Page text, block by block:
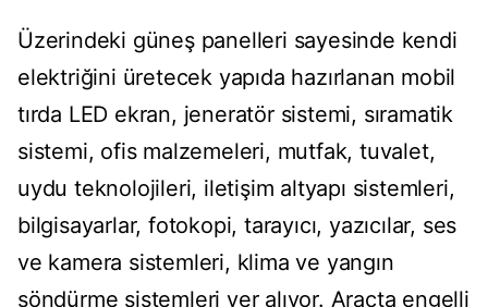
Üzerindeki güneş panelleri sayesinde kendi
elektriğini üretecek yapıda hazırlanan mobil
tırda LED ekran, jeneratör sistemi, sıramatik
sistemi, ofis malzemeleri, mutfak, tuvalet,
uydu teknolojileri, iletişim altyapı sistemleri,
bilgisayarlar, fotokopi, tarayıcı, yazıcılar, ses
ve kamera sistemleri, klima ve yangın
söndürme sistemleri yer alıyor. Araçta engelli